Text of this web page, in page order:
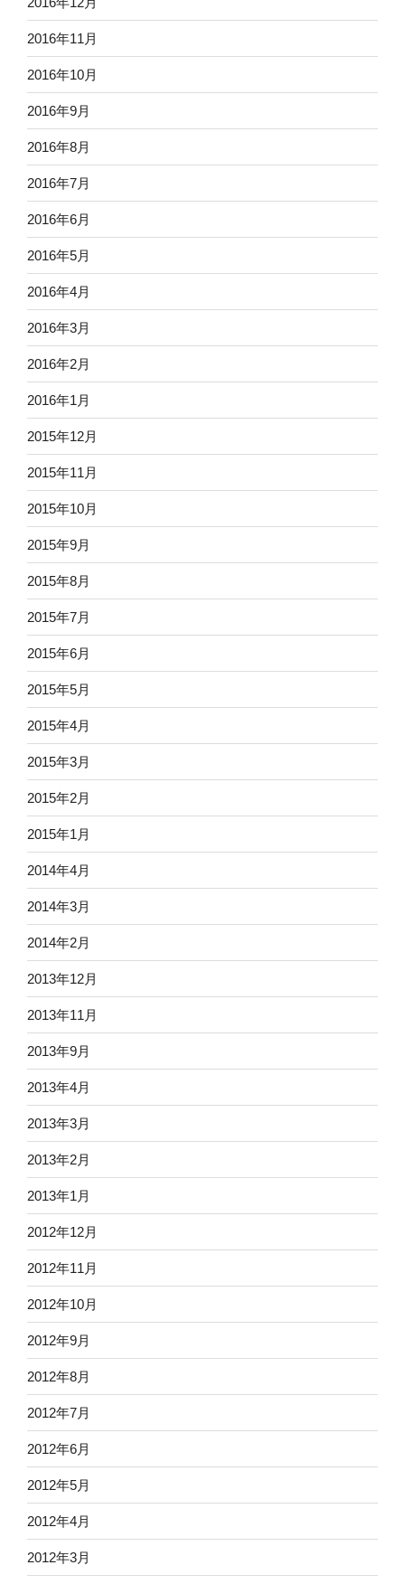
2016年11月
2016年10月
2016年9月
2016年8月
2016年7月
2016年6月
2016年5月
2016年4月
2016年3月
2016年2月
2016年1月
2015年12月
2015年11月
2015年10月
2015年9月
2015年8月
2015年7月
2015年6月
2015年5月
2015年4月
2015年3月
2015年2月
2015年1月
2014年4月
2014年3月
2014年2月
2013年12月
2013年11月
2013年9月
2013年4月
2013年3月
2013年2月
2013年1月
2012年12月
2012年11月
2012年10月
2012年9月
2012年8月
2012年7月
2012年6月
2012年5月
2012年4月
2012年3月